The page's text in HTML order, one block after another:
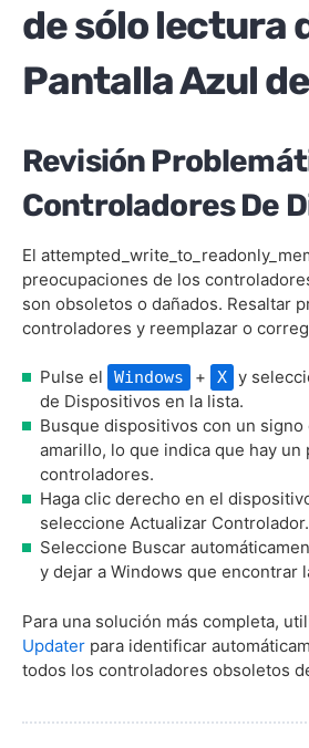
de sólo lectura
Pantalla Azul
Revisión
Controladores De
El
preocupaciones de los
son obsoletos o dañados. Resaltar
controladores y reemplazar o
Pulse el Windows + X y
de Dispositivos en la lista.
Busque dispositivos con un signo
amarillo, lo que indica que hay un
controladores.
Haga clic derecho en el
seleccione Actualizar Controlador.
Seleccione Buscar
y dejar a Windows que encontrar
Para una solución más completa,
Updater para identificar
todos los controladores obsoletos